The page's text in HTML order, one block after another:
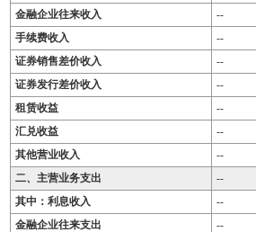
金融企业往来收入
--
手续费收入
--
证券销售差价收入
--
证券发行差价收入
--
租赁收益
--
汇兑收益
--
其他营业收入
--
二、主营业务支出
--
其中：利息收入
--
金融企业往来支出
--